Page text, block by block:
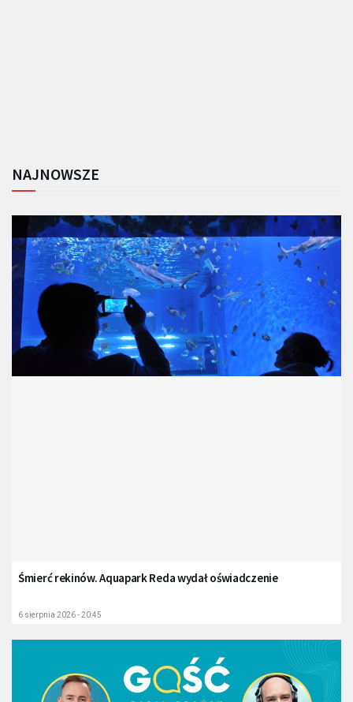
NAJNOWSZE
Śmierć rekinów. Aquapark Reda wydał oświadczenie
6 sierpnia 2026 - 20:45